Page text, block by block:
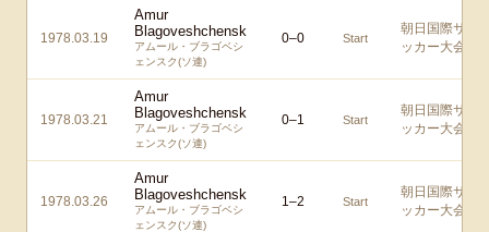
1978.03.19
Amur
Blagoveshchensk
アムール・ブラゴベシ
ェンスク(ソ連)
0–0 Start
朝日国際サ
ッカー大会
1978.03.21
Amur
Blagoveshchensk
アムール・ブラゴベシ
ェンスク(ソ連)
0–1 Start
朝日国際サ
ッカー大会
1978.03.26
Amur
Blagoveshchensk
アムール・ブラゴベシ
ェンスク(ソ連)
1–2 Start
朝日国際サ
ッカー大会